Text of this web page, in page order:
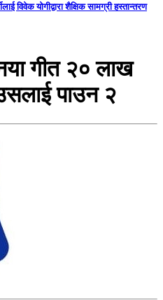
विवेक योगीद्वारा शैक्षिक सामग्री हस्तान्तरण
गीत २० लाख
पाउन २